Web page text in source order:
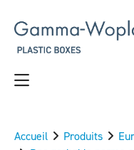
Accueil Produits